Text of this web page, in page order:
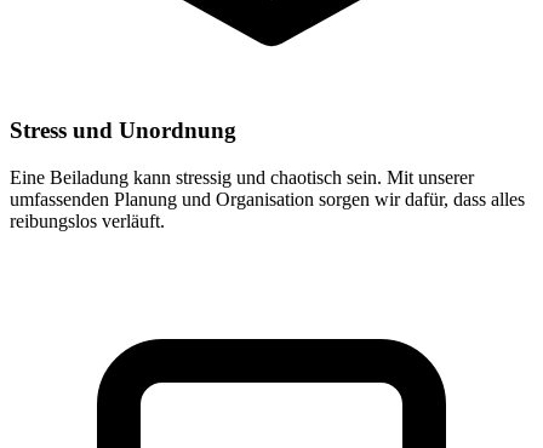
Stress und Unordnung
Eine Beiladung kann stressig und chaotisch sein. Mit unserer
umfassenden Planung und Organisation sorgen wir dafür, dass alles
reibungslos verläuft.